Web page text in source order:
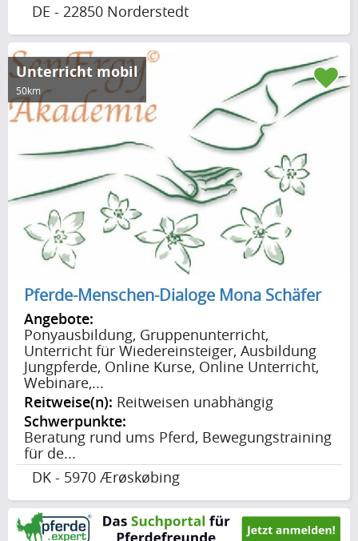
DE - 22850 Norderstedt
Unterricht mobil
50km
Pferde-Menschen-Dialoge Mona Schäfer
Angebote:
Ponyausbildung, Gruppenunterricht,
Unterricht für Wiedereinsteiger, Ausbildung
Jungpferde, Online Kurse, Online Unterricht,
Webinare,...
Reitweise(n): Reitweisen unabhängig
Schwerpunkte:
Beratung rund ums Pferd, Bewegungstraining
für de...
DK - 5970 Ærøskøbing